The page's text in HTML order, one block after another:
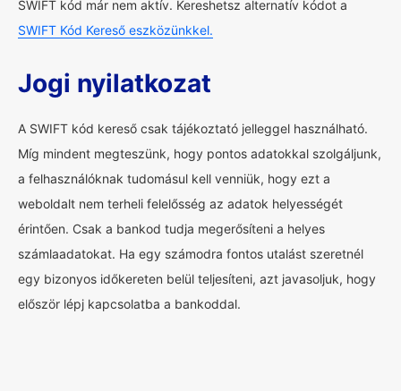
SWIFT kód már nem aktív. Kereshetsz alternatív kódot a
SWIFT Kód Kereső eszközünkkel.
Jogi nyilatkozat
A SWIFT kód kereső csak tájékoztató jelleggel használható.
Míg mindent megteszünk, hogy pontos adatokkal szolgáljunk,
a felhasználóknak tudomásul kell venniük, hogy ezt a
weboldalt nem terheli felelősség az adatok helyességét
érintően. Csak a bankod tudja megerősíteni a helyes
számlaadatokat. Ha egy számodra fontos utalást szeretnél
egy bizonyos időkereten belül teljesíteni, azt javasoljuk, hogy
először lépj kapcsolatba a bankoddal.